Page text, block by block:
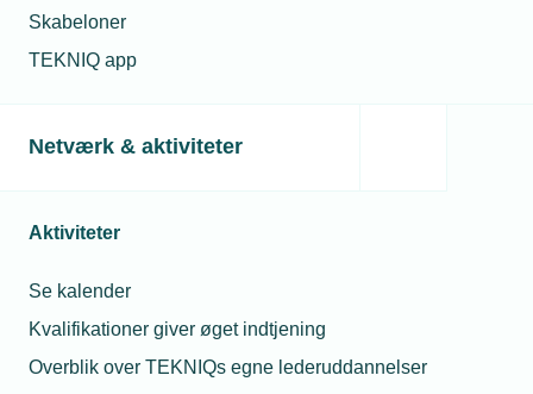
Skabeloner
TEKNIQ app
Netværk & aktiviteter
Aktiviteter
Se kalender
Kvalifikationer giver øget indtjening
Overblik over TEKNIQs egne lederuddannelser